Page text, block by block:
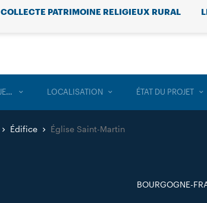
COLLECTE PATRIMOINE RELIGIEUX RURAL
TOUS LES PROJETS LOCALISATION ÉTAT DU PROJET
Édifice Église Saint-Martin
BOURGOGNE-